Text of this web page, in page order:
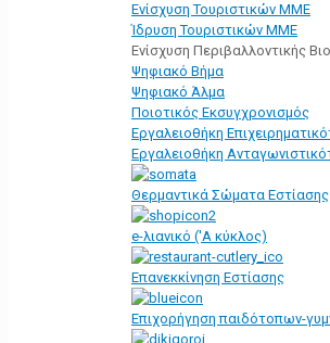
Ενίσχυση Τουριστικών ΜΜΕ
Ίδρυση Τουριστικών ΜΜΕ
Ενίσχυση Περιβαλλοντικής
Ψηφιακό Βήμα
Ψηφιακό Άλμα
Ποιοτικός Εκσυγχρονισμός
Εργαλειοθήκη
Εργαλειοθήκη
Θερμαντικά Σώματα Εστίασης
e-λιανικό ('Α κύκλος)
Επανεκκίνηση Εστίασης
Επιχορήγηση παιδότοπων-